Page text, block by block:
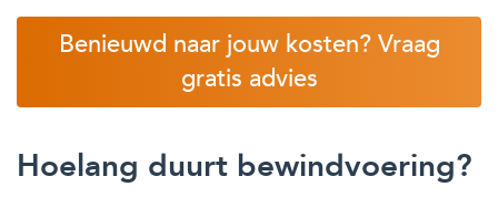
Benieuwd naar jouw kosten? Vraag
gratis advies
Hoelang duurt bewindvoering?